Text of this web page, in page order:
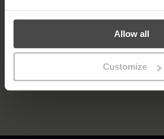
Allow all
Customize
das Risiko eines Compliance-Versagens
MetaCompliance wird am Stand K30 zu
vorbei und sehen Sie sich unsere
Bewusstsein der Benutzer zu
passende Lösung.